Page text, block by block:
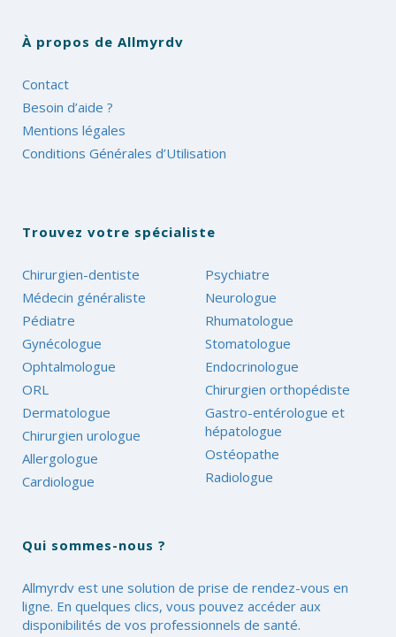
À propos de Allmyrdv
Contact
Besoin d’aide ?
Mentions légales
Conditions Générales d’Utilisation
Trouvez votre spécialiste
Chirurgien-dentiste
Médecin généraliste
Pédiatre
Gynécologue
Ophtalmologue
ORL
Dermatologue
Chirurgien urologue
Allergologue
Cardiologue
Psychiatre
Neurologue
Rhumatologue
Stomatologue
Endocrinologue
Chirurgien orthopédiste
Gastro-entérologue et
hépatologue
Ostéopathe
Radiologue
Qui sommes-nous ?
Allmyrdv est une solution de prise de rendez-vous en
ligne. En quelques clics, vous pouvez accéder aux
disponibilités de vos professionnels de santé.